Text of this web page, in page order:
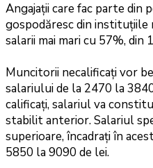
Angajații care fac parte din
gospodăresc din instituțiile
salarii mai mari cu 57%,
Muncitorii necalificaţi vor
salariului de la 2470 la
calificaţi, salariul va
stabilit anterior. Salariul
superioare, încadraţi în
5850 la 9090 de lei.